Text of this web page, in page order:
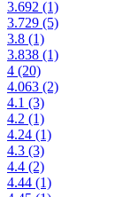
3.692 (1)
3.729 (5)
3.8 (1)
3.838 (1)
4 (20)
4.063 (2)
4.1 (3)
4.2 (1)
4.24 (1)
4.3 (3)
4.4 (2)
4.44 (1)